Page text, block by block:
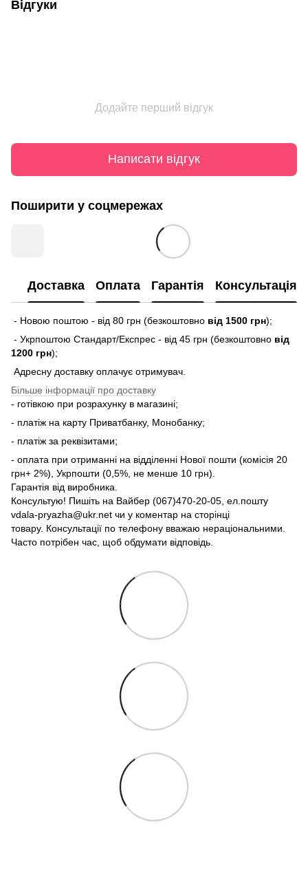
Відгуки
Додайте перший відгук
Написати відгук
Поширити у соцмережах
Доставка Оплата Гарантія Консультація
- Новою поштою - від 80 грн (безкоштовно від 1500 грн);
- Укрпоштою Стандарт/Експрес - від 45 грн (безкоштовно від
1200 грн);
Адресну доставку оплачує отримувач.
Більше інформації про доставку
- готівкою при розрахунку в магазині;
- платіж на карту Приватбанку, Монобанку;
- платіж за реквізитами;
- оплата при отриманні на відділенні Нової пошти (комісія 20
грн+ 2%), Укрпошти (0,5%, не менше 10 грн).
Гарантія від виробника.
Консультую! Пишіть на Вайбер (067)470-20-05, ел.пошту
vdala-pryazha@ukr.net чи у коментар на сторінці
товару. Консультації по телефону вважаю нераціональними.
Часто потрібен час, щоб обдумати відповідь.